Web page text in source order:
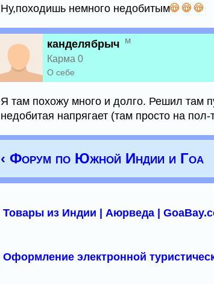
Ну,походишь немного недобитым
канделябрыч м
Карма 0
О себе
Я там похожу много и долго. Решил там
недобитая напрягает (там просто на
‹ Форум по Южной Индии и Гоа
Товары из Индии | Аюрведа |
Оформление электронной